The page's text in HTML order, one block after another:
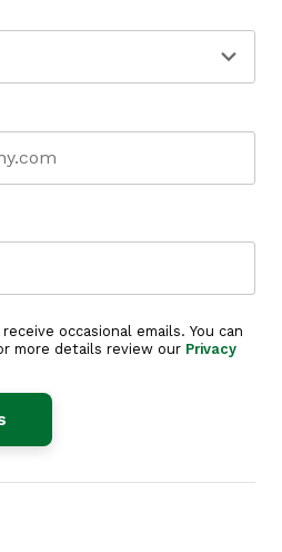
occasional emails. You can
more details review our Privacy